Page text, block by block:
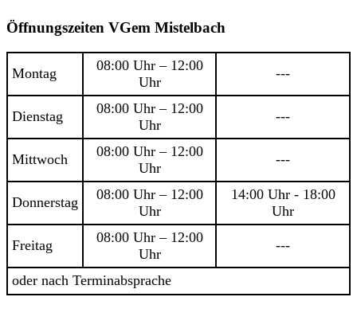
Öffnungszeiten VGem Mistelbach
Montag
08:00 Uhr – 12:00
Uhr
---
Dienstag
08:00 Uhr – 12:00
Uhr
---
Mittwoch
08:00 Uhr – 12:00
Uhr
---
Donnerstag
08:00 Uhr – 12:00
Uhr
14:00 Uhr - 18:00
Uhr
Freitag
08:00 Uhr – 12:00
Uhr
---
oder nach Terminabsprache